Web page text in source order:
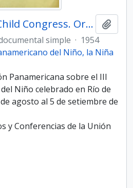
Third American Child Congress. Organization and conclusions approved
simple · 1954
del Niño, la Niña
Panamericana sobre el III
Niño celebrado en Río de
agosto al 5 de setiembre de
y Conferencias de la Unión